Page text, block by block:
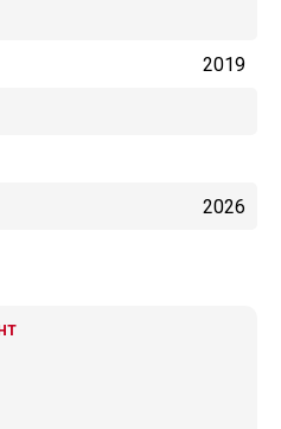
2019
2026